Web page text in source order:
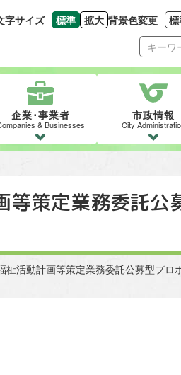
字サイズ 標準
文字の大きさをもとの大き
拡大
文字を大きくする
背景色変更
背
企業･事業者
& Businesses
市政情報
City
策定業務委託公
活動計画等策定業務委託公募型プロ